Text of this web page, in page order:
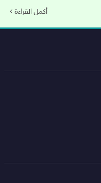
أكمل القراءة